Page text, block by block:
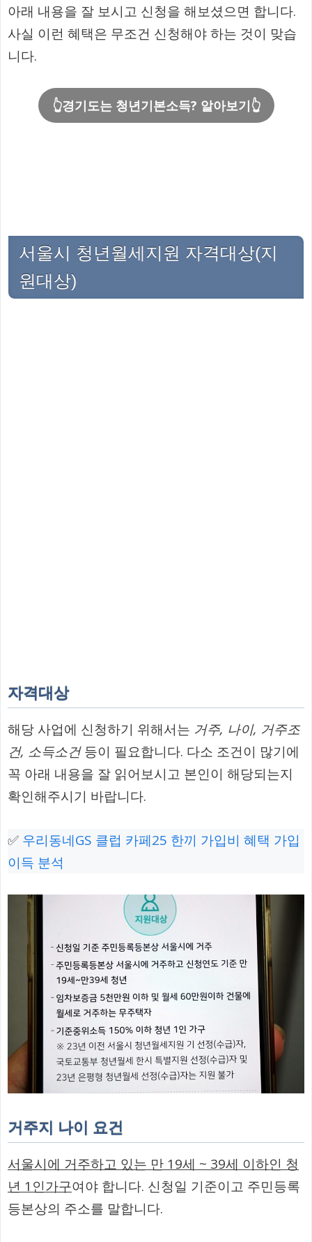
아래 내용을 잘 보시고 신청을 해보셨으면 합니다.
사실 이런 혜택은 무조건 신청해야 하는 것이 맞습
니다.
👆경기도는 청년기본소득? 알아보기👆
서울시 청년월세지원 자격대상(지
원대상)
자격대상
해당 사업에 신청하기 위해서는 거주, 나이, 거주조
건, 소득소건등이 필요합니다. 다소 조건이 많기에
꼭 아래 내용을 잘 읽어보시고 본인이 해당되는지
확인해주시기 바랍니다.
✅ 우리동네GS 클럽 카페25 한끼 가입비 혜택 가입
이득 분석
거주지 나이 요건
서울시에 거주하고 있는 만 19세 ~ 39세 이하인 청
년 1인가구여야 합니다. 신청일 기준이고 주민등록
등본상의 주소를 말합니다.